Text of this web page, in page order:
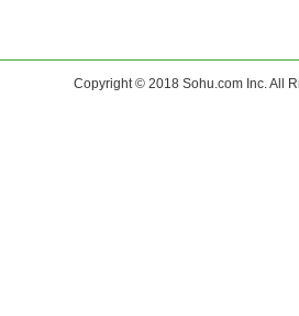
Copyright © 2018 Sohu.com Inc. All